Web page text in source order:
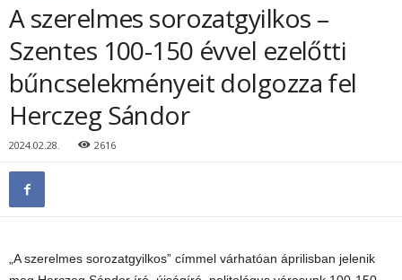
A szerelmes sorozatgyilkos –
Szentes 100-150 évvel ezelőtti
bűncselekményeit dolgozza fel
Herczeg Sándor
2024.02.28. 2616
„A szerelmes sorozatgyilkos” címmel várhatóan áprilisban jelenik